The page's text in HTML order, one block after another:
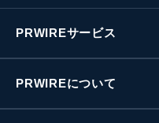
PRWIREサービス
PRWIREについて